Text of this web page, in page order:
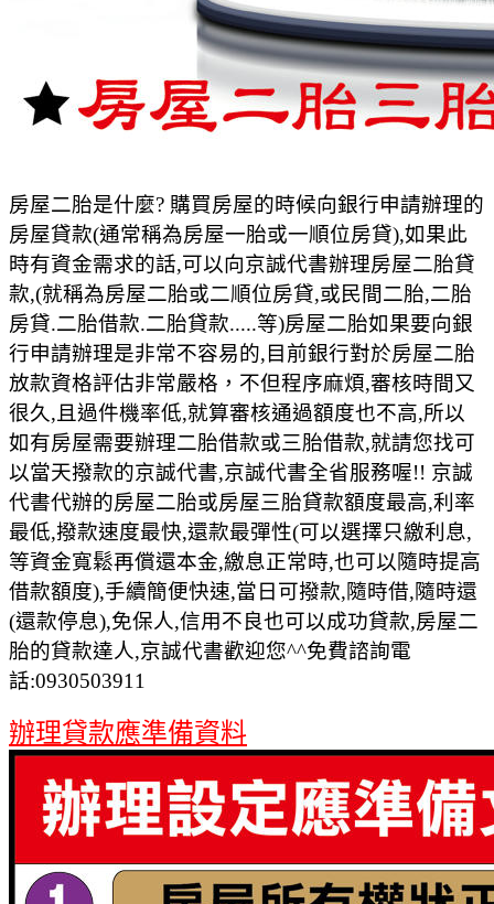
房屋二胎是什麼? 購買房屋的時候向銀行申請辦理的
房屋貸款(通常稱為房屋一胎或一順位房貸),如果此
時有資金需求的話,可以向京誠代書辦理房屋二胎貸
款,(就稱為房屋二胎或二順位房貸,或民間二胎,二胎
房貸.二胎借款.二胎貸款.....等)房屋二胎如果要向銀
行申請辦理是非常不容易的,目前銀行對於房屋二胎
放款資格評估非常嚴格，不但程序麻煩,審核時間又
很久,且過件機率低,就算審核通過額度也不高,所以
如有房屋需要辦理二胎借款或三胎借款,就請您找可
以當天撥款的京誠代書,京誠代書全省服務喔!! 京誠
代書代辦的房屋二胎或房屋三胎貸款額度最高,利率
最低,撥款速度最快,還款最彈性(可以選擇只繳利息,
等資金寬鬆再償還本金,繳息正常時,也可以隨時提高
借款額度),手續簡便快速,當日可撥款,隨時借,隨時還
(還款停息),免保人,信用不良也可以成功貸款,房屋二
胎的貸款達人,京誠代書歡迎您^^免費諮詢電
話:0930503911
辦理貸款應準備資料